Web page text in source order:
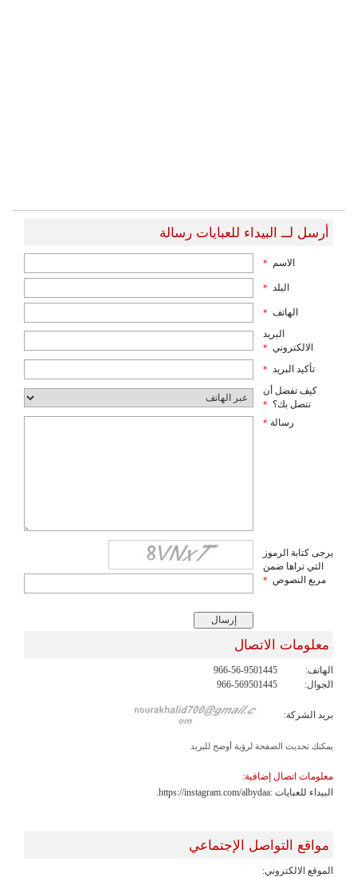
أرسل لــ البيداء للعبايات رسالة
الاسم *
البلد *
الهاتف *
البريد
الالكتروني *
تأكيد البريد *
كيف تفضل أن
نتصل بك؟ *
رسالة *
يرجى كتابة الرموز
التي تراها ضمن
مربع النصوص *
معلومات الاتصال
الهاتف:
966-56-9501445
الجوال:
966-569501445
بريد الشركة:
يمكنك تحديث الصفحة لرؤية أوضح للبريد
معلومات اتصال إضافية:
البيداء للعبايات :https://instagram.com/albydaa.
مواقع التواصل الإجتماعي
الموقع الالكتروني: